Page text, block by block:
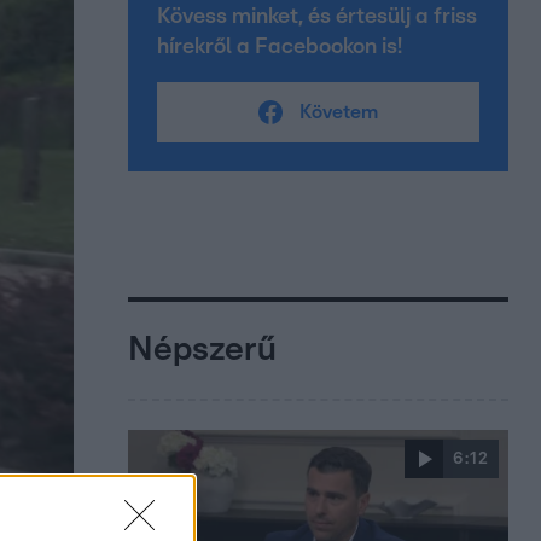
Kövess minket, és értesülj a friss
hírekről a Facebookon is!
Követem
Népszerű
6:12